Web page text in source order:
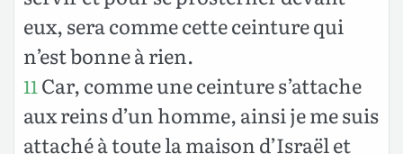
eux, sera comme cette ceinture qui
n’est bonne à rien.
11 Car, comme une ceinture s’attache
aux reins d’un homme, ainsi je me suis
attaché à toute la maison d’Israël et